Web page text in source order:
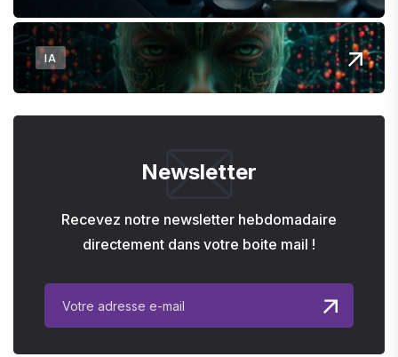
IA
Newsletter
Recevez notre newsletter hebdomadaire
directement dans votre boite mail !